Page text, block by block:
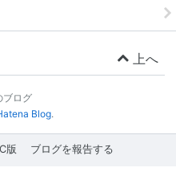
上へ
ログ
Blog.
版 ブログを報告する